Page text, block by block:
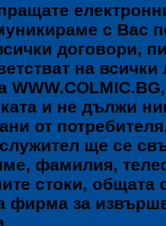
с
договори,
на
и не дължи
от
ще се
фамилия,
стоки, общата
фирма за